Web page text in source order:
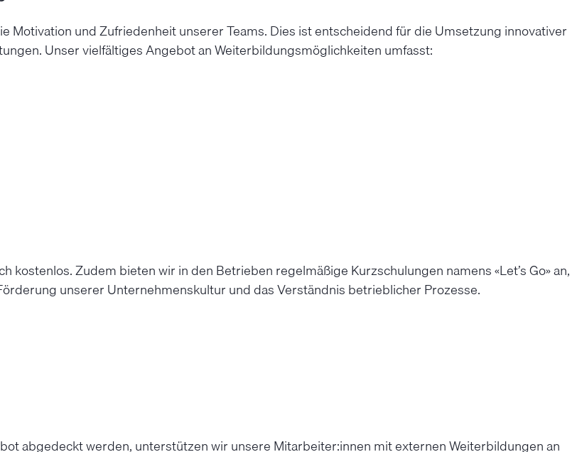
Motivation und Zufriedenheit unserer Teams. Dies ist entscheidend für die Umsetzung innovativer
Unser vielfältiges Angebot an Weiterbildungsmöglichkeiten umfasst:
Zudem bieten wir in den Betrieben regelmäßige Kurzschulungen namens «Let’s Go» an,
unserer Unternehmenskultur und das Verständnis betrieblicher Prozesse.
abgedeckt werden, unterstützen wir unsere Mitarbeiter:innen mit externen Weiterbildungen an